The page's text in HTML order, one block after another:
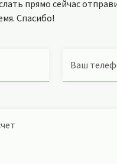
прямо сейчас
Спасибо!
Ваш